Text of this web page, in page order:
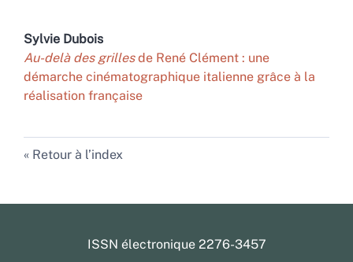
Sylvie Dubois
Au-delà des grillesde René Clément : une
démarche cinématographique italienne grâce à la
réalisation française
Retour à l’index
ISSN électronique 2276-3457